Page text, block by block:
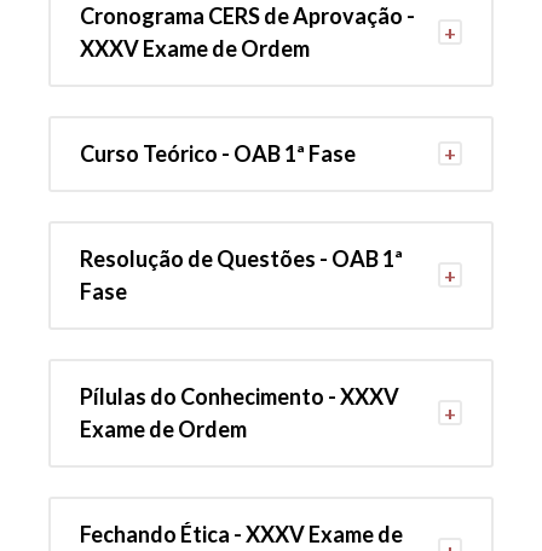
Cronograma CERS de Aprovação -
XXXV Exame de Ordem
Curso Teórico - OAB 1ª Fase
Resolução de Questões - OAB 1ª
Fase
Pílulas do Conhecimento - XXXV
Exame de Ordem
Fechando Ética - XXXV Exame de